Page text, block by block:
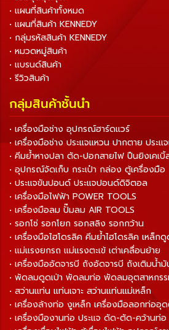
• แผนที่สินค้าทั้งหมด
• แผนที่สินค้า KENNEDY
• กลุ่มรหัสสินค้า KENNEDY
• หมวดหมู่สินค้า
• แบรนด์สินค้า
• รีวิวสินค้า
กลุ่มสินค้าชั้นนำ
• เครื่องมือช่าง อุปกรณ์ฮาร์ดแวร์
• เครื่องมือช่าง ประแจแหวน ปากตาย ประแ
• คีมย้ำหางปลา ตัด-ปอกสายไฟ ปืนยิงเคเบิ้
• อุปกรณ์จัดเก็บ กระเป๋า กล่อง ตู้เครื่องมือ
• ประแจขันปอนด์ ประแจปอนด์ดิจิตอล
• เครื่องมือไฟฟ้า POWER TOOLS
• เครื่องมือลม ปั๊มลม AIR TOOLS
• รอกโซ่ รอกโยก รอกสลิง รอกกว้าน
• เครื่องมือไฮโดรลิค คีมย้ำไฮโดรลิค เหล็ก
• แม่แรงยกรถ แม่แรงตะเข้ เต่าเคลื่อนย้าย
• เครื่องมืออัดจารบี ถังอัดจารบี ถังเติมน้ำมั
• พัดลมดูดเป่า พัดลมท่อ พัดลมอุตสาหกร
• สว่านแท่น แท่นเจาะ สว่านแท่นแม่เหล็ก
• เครื่องล้างท่อ งูเหล็ก เครื่องมือลอกท่ออุ
• เครื่องมืองานท่อ ประแจ ดัด-ตัด-คว้านท่